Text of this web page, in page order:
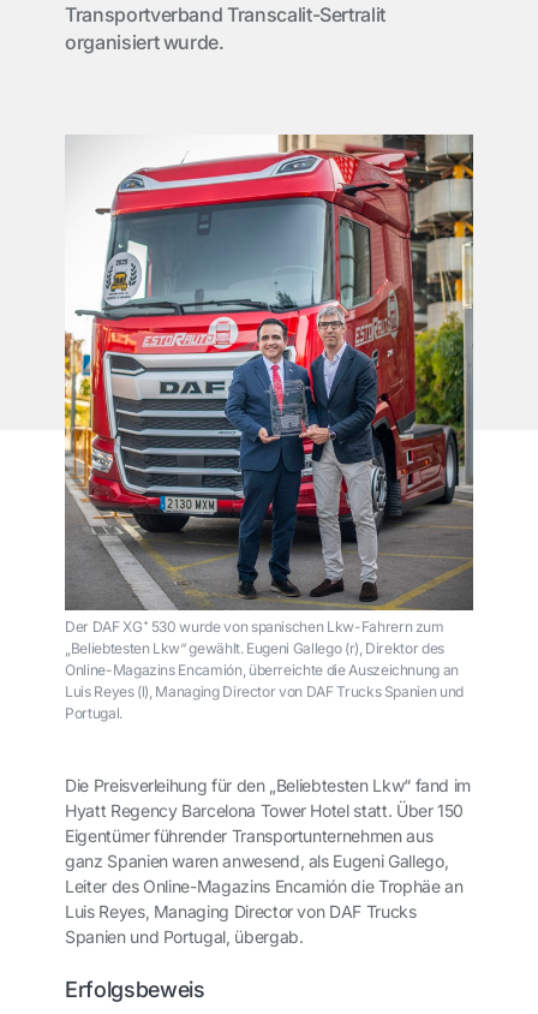
Transportverband Transcalit-Sertralit
organisiert wurde.
Der DAF XG⁺ 530 wurde von spanischen Lkw-Fahrern zum
„Beliebtesten Lkw“ gewählt. Eugeni Gallego (r), Direktor des
Online-Magazins Encamión, überreichte die Auszeichnung an
Luis Reyes (l), Managing Director von DAF Trucks Spanien und
Portugal.
Die Preisverleihung für den „Beliebtesten Lkw“ fand im
Hyatt Regency Barcelona Tower Hotel statt. Über 150
Eigentümer führender Transportunternehmen aus
ganz Spanien waren anwesend, als Eugeni Gallego,
Leiter des Online-Magazins Encamión die Trophäe an
Luis Reyes, Managing Director von DAF Trucks
Spanien und Portugal, übergab.
Erfolgsbeweis